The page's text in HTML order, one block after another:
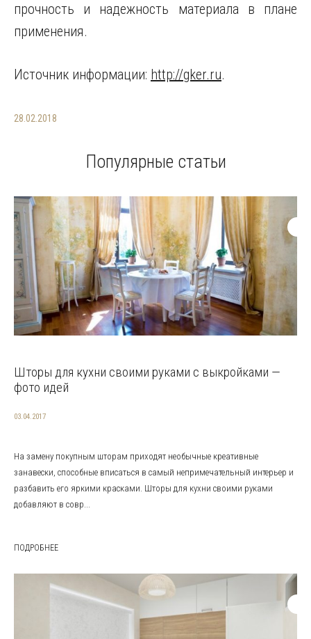
прочность и надежность материала в плане
применения.
Источник информации: http://gker.ru.
28.02.2018
Популярные статьи
Шторы для кухни своими руками с выкройками —
фото идей
03.04.2017
На замену покупным шторам приходят необычные креативные
занавески, способные вписаться в самый непримечательный интерьер и
разбавить его яркими красками. Шторы для кухни своими руками
добавляют в совр...
ПОДРОБНЕЕ